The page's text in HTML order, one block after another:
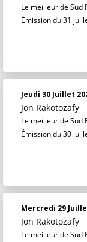
Le meilleur de Sud
Émission du 31
Jeudi 30 Juillet
Jon Rakotozafy
Le meilleur de Sud
Émission du 30
Mercredi 29
Jon Rakotozafy
Le meilleur de Sud